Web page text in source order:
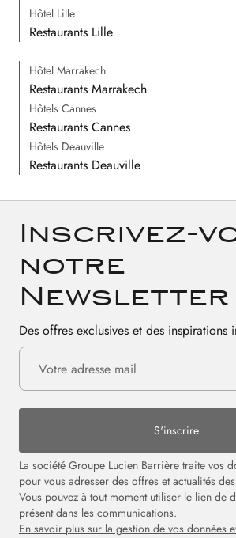
Hôtel Lille
Restaurants Lille
Hôtel Marrakech
Restaurants Marrakech
Hôtels Cannes
Restaurants Cannes
Hôtels Deauville
Restaurants Deauville
Inscrivez-
notre
Newsletter
Des offres exclusives et des inspirations
S'inscrire
La société Groupe Lucien Barrière traite vos
pour vous adresser des offres et actualités
Vous pouvez à tout moment utiliser le lien de
présent dans les communications.
En savoir plus sur la gestion de vos données